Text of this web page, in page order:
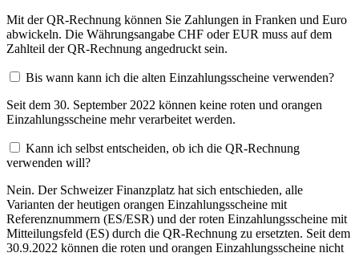
Mit der QR-Rechnung können Sie Zahlungen in Franken und Euro
abwickeln. Die Währungsangabe CHF oder EUR muss auf dem
Zahlteil der QR-Rechnung angedruckt sein.
Bis wann kann ich die alten Einzahlungsscheine verwenden?
Seit dem 30. September 2022 können keine roten und orangen
Einzahlungsscheine mehr verarbeitet werden.
Kann ich selbst entscheiden, ob ich die QR-Rechnung
verwenden will?
Nein. Der Schweizer Finanzplatz hat sich entschieden, alle
Varianten der heutigen orangen Einzahlungsscheine mit
Referenznummern (ES/ESR) und der roten Einzahlungsscheine mit
Mitteilungsfeld (ES) durch die QR-Rechnung zu ersetzten. Seit dem
30.9.2022 können die roten und orangen Einzahlungsscheine nicht